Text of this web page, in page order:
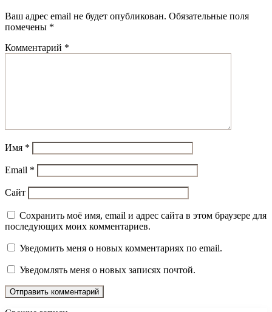
Ваш адрес email не будет опубликован. Обязательные поля
помечены *
Комментарий *
Имя *
Email *
Сайт
Сохранить моё имя, email и адрес сайта в этом браузере для
последующих моих комментариев.
Уведомить меня о новых комментариях по email.
Уведомлять меня о новых записях почтой.